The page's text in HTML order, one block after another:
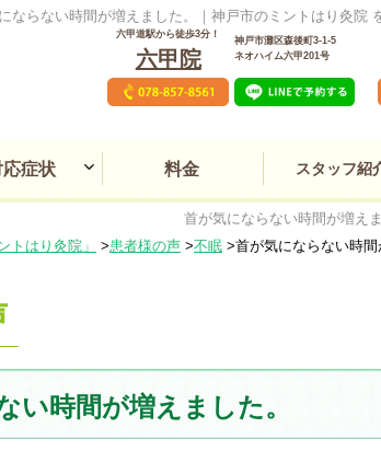
らない時間が増えました。｜神戸市のミントはり灸院
六甲道駅から徒歩3分！
六甲院
神戸市灘区森後町3-1-5
ネオハイム六甲201号
応症状
頭痛・偏頭痛
顎関節症
肩こり・首こり
五十肩・四十肩
腱鞘炎・ばね指
しびれ
頸椎椎間板ヘルニア
脊柱管狭窄症
坐骨神経痛
腰痛
交通事故後遺症・むち打
関節リウマチ
顔面神経麻痺
頸部脊柱管狭窄症
変形性腰痛症
ゴルフ肘
動悸・息切れ・不整脈
胃腸障害
潰瘍性大腸炎
気管支炎・喘息
逆流性食道炎
めまい
難聴・耳鳴り
目のトラブル
異臭症
平衡感覚障害
不妊症
生理痛・生理不順
PMS（月経前症候群）
逆子
女性の薄毛・脱毛症
うつ病・パニック障害
自律神経失調症
不眠症
肌あれ・ニキビ
アトピー性皮膚炎
線維筋痛症
本態性振戦・パーキンソ
膠原病
頻尿・夜間頻尿・膀胱炎
冷え性
花粉症
味覚障害
腎盂炎
料金 スタッフ紹
六甲院
三ノ宮院
明石院
首が気にならない時間が増え
トはり灸院」
患者様の声 不眠 首が気にならない時間
い時間が増えました。